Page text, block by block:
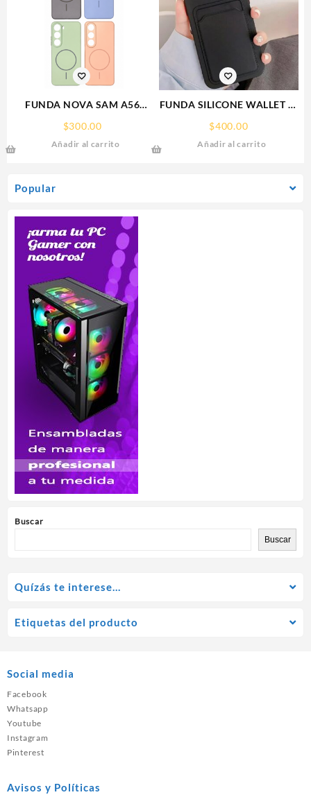
Popular
Buscar
Buscar
FUNDA NOVA SAM A56
FUNDA SILICONA SIN
SOPORTE MAGNETICO
SAMSUNG
$300.00
Añadir al carrito
FUNDA SILICONE WALLET IP
15 PLUS IPHONE CA
$400.00
Añadir al carrito
Quízás te interese…
Etiquetas del producto
Social media
Facebook
Whatsapp
Youtube
Instagram
Pinterest
Avisos y Políticas